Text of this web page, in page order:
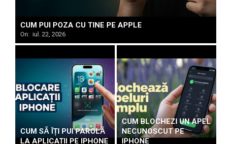
CUM PUI POZA CU TINE PE APPLE
On: iul. 22, 2026
CUM SĂ ÎȚI PUI PAROLĂ
LA APLICAȚII PE IPHONE
CUM BLOCHEZI UN APEL
NECUNOSCUT PE
IPHONE